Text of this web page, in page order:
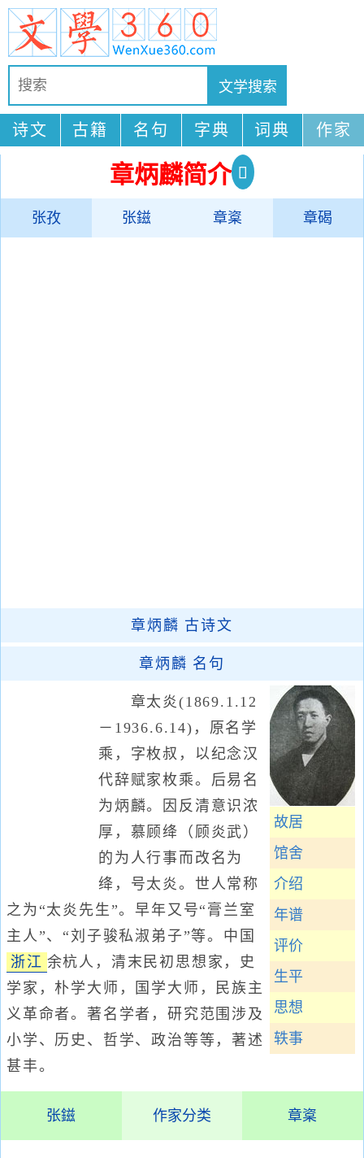
诗文 古籍 名句 字典 词典 作家
章炳麟简介
张孜 张鎡 章楶 章碣
章炳麟 古诗文
章炳麟 名句
故居
馆舍
介绍
年谱
评价
生平
思想
轶事
章太炎(1869.1.12
－1936.6.14)，原名学
乘，字枚叔，以纪念汉
代辞赋家枚乘。后易名
为炳麟。因反清意识浓
厚，慕顾绛（顾炎武）
的为人行事而改名为
绛，号太炎。世人常称
之为“太炎先生”。早年又号“膏兰室
主人”、“刘子骏私淑弟子”等。中国
浙江 余杭人，清末民初思想家，史
学家，朴学大师，国学大师，民族主
义革命者。著名学者，研究范围涉及
小学、历史、哲学、政治等等，著述
甚丰。
张鎡 作家分类 章楶